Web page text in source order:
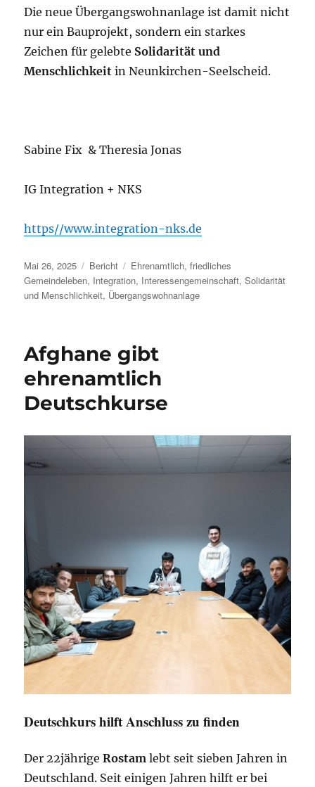
Die neue Übergangswohnanlage ist damit nicht
nur ein Bauprojekt, sondern ein starkes
Zeichen für gelebte Solidarität und
Menschlichkeit in Neunkirchen-Seelscheid.
Sabine Fix & Theresia Jonas
IG Integration + NKS
https//www.integration-nks.de
Veröffentlicht
am
Mai 26, 2025 Kategorien
Bericht Schlagwörter
Ehrenamtlich,friedliches
Gemeindeleben, Integration, Interessengemeinschaft,Solidarität
und Menschlichkeit, Übergangswohnanlage
Afghane gibt
ehrenamtlich
Deutschkurse
Deutschkurs hilft Anschluss zu finden
Der 22jährigeRostam lebt seit sieben Jahren in
Deutschland. Seit einigen Jahren hilft er bei